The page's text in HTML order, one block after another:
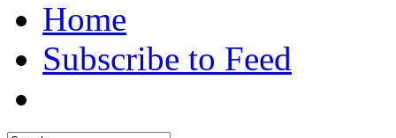
Home
Subscribe to Feed